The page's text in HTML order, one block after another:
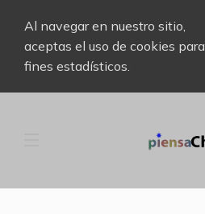
Al navegar en nuestro sitio,
aceptas el uso de cookies para
fines estadísticos.